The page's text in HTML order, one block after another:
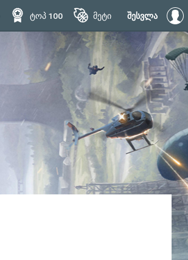
შესვლა
ტოპ 100 მეტი